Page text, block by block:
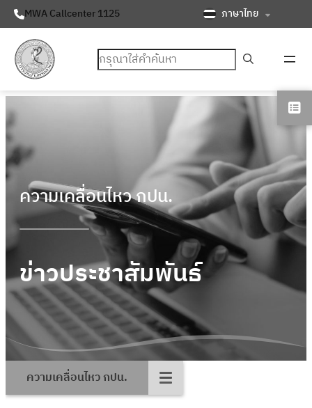
MWA Callcenter 1125 ภาษาไทย
ค้นหา
ความเคลื่อนไหว กปน.
ข่าวประชาสัมพันธ์
ความเคลื่อนไหว กปน.